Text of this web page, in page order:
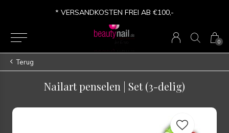
0
* VERSANDKOSTEN FREI AB €100,-
Terug
Nailart penselen | Set (3-delig)